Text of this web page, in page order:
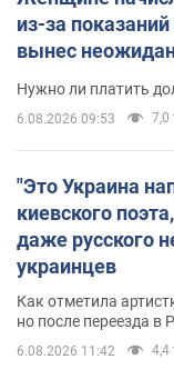
из-за
вынес
Нужно ли платить
6.08.2026 09:53 7,0
"Это Украина
киевского
даже русского
украинцев
Как отметила
но после переезда
6.08.2026 11:42 4,4